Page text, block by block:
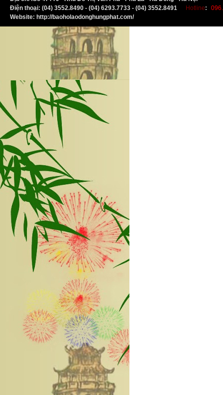
Điện thoại: (04) 3552.8490 - (04) 6293.7733 - (04) 3552.8491
Hotline:
Website: http://baoholaodonghungphat.com/